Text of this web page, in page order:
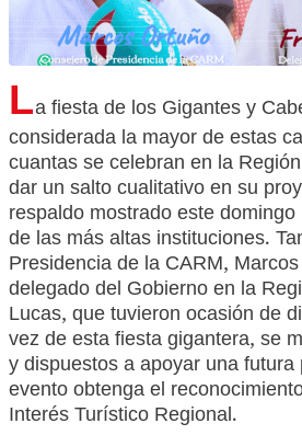
La fiesta de los Gigantes y
considerada la mayor de estas
cuantas se celebran en la
dar un salto cualitativo en su
respaldo mostrado este
de las más altas instituciones.
Presidencia de la CARM,
delegado del Gobierno en la
Lucas, que tuvieron ocasión de
vez de esta fiesta gigantera, se
y dispuestos a apoyar una
evento obtenga el
Interés Turístico Regional.